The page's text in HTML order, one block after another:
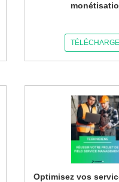
Optimisez vos